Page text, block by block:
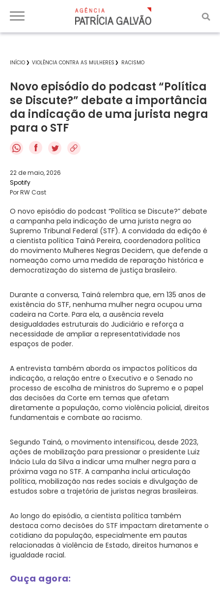
INÍCIO VIOLÊNCIA CONTRA AS MULHERES RACISMO
Novo episódio do podcast “Política
se Discute?” debate a importância
da indicação de uma jurista negra
para o STF
f
22 de maio, 2026
Spotify
Por RW Cast
O novo episódio do podcast “Política se Discute?” debate
a campanha pela indicação de uma jurista negra ao
Supremo Tribunal Federal (STF). A convidada da edição é
a cientista política Tainá Pereira, coordenadora política
do movimento Mulheres Negras Decidem, que defende a
nomeação como uma medida de reparação histórica e
democratização do sistema de justiça brasileiro.
Durante a conversa, Tainá relembra que, em 135 anos de
existência do STF, nenhuma mulher negra ocupou uma
cadeira na Corte. Para ela, a ausência revela
desigualdades estruturais do Judiciário e reforça a
necessidade de ampliar a representatividade nos
espaços de poder.
A entrevista também aborda os impactos políticos da
indicação, a relação entre o Executivo e o Senado no
processo de escolha de ministros do Supremo e o papel
das decisões da Corte em temas que afetam
diretamente a população, como violência policial, direitos
fundamentais e combate ao racismo.
Segundo Tainá, o movimento intensificou, desde 2023,
ações de mobilização para pressionar o presidente Luiz
Inácio Lula da Silva a indicar uma mulher negra para a
próxima vaga no STF. A campanha inclui articulação
política, mobilização nas redes sociais e divulgação de
estudos sobre a trajetória de juristas negras brasileiras.
Ao longo do episódio, a cientista política também
destaca como decisões do STF impactam diretamente o
cotidiano da população, especialmente em pautas
relacionadas à violência de Estado, direitos humanos e
igualdade racial.
Ouça agora: